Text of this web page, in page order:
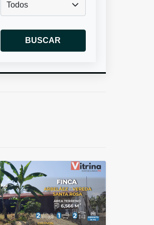
Todos
BUSCAR